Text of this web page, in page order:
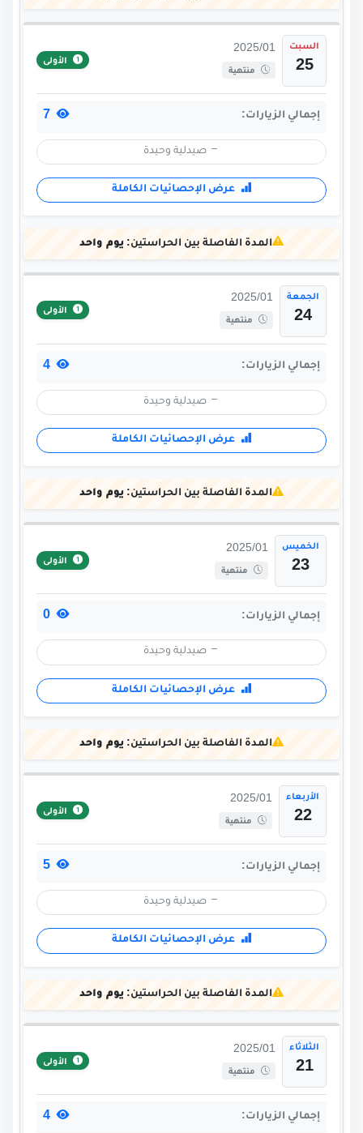
السبت
25
2025/01
منتهية
الأولى
إجمالي الزيارات:
صيدلية وحيدة
عرض الإحصائيات الكاملة
المدة الفاصلة بين الحراستين: يوم واحد
الجمعة
24
2025/01
منتهية
الأولى
إجمالي الزيارات:
صيدلية وحيدة
عرض الإحصائيات الكاملة
المدة الفاصلة بين الحراستين: يوم واحد
الخميس
23
2025/01
منتهية
الأولى
إجمالي الزيارات:
صيدلية وحيدة
عرض الإحصائيات الكاملة
المدة الفاصلة بين الحراستين: يوم واحد
الأربعاء
22
2025/01
منتهية
الأولى
إجمالي الزيارات:
صيدلية وحيدة
عرض الإحصائيات الكاملة
المدة الفاصلة بين الحراستين: يوم واحد
الثلاثاء
21
2025/01
منتهية
الأولى
إجمالي الزيارات: